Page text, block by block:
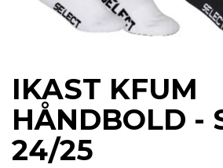
IKAST KFUM
HÅNDBOLD -
24/25